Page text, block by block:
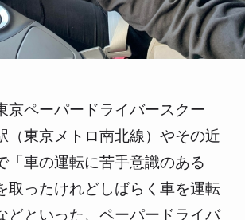
京ペーパードライバースクー
（東京メトロ南北線）やその近
「車の運転に苦手意識のある
取ったけれどしばらく車を運転
どといった、ペーパードライバ